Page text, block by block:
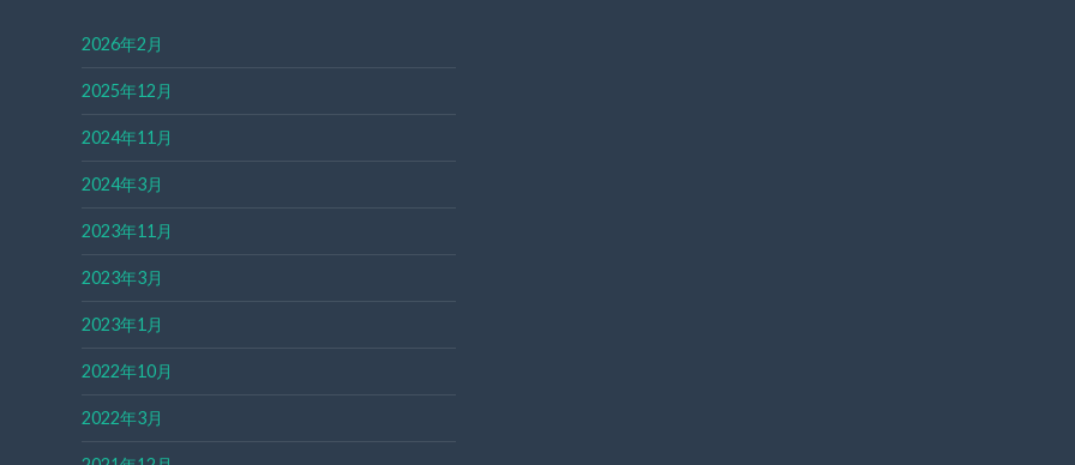
2026年2月
2025年12月
2024年11月
2024年3月
2023年11月
2023年3月
2023年1月
2022年10月
2022年3月